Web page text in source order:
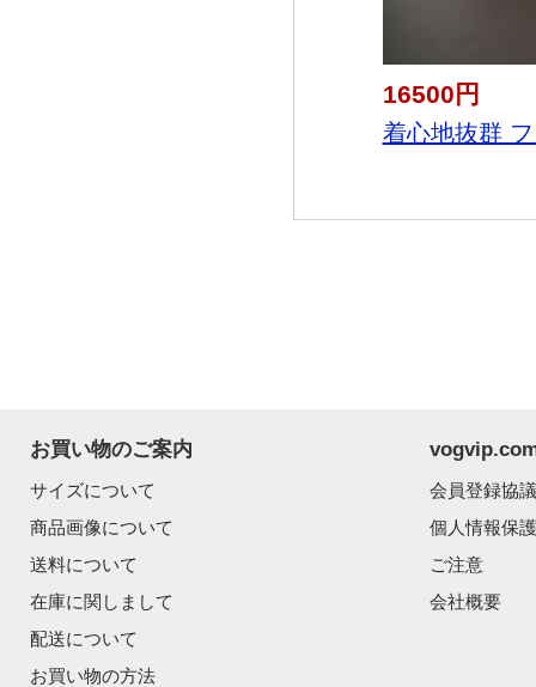
16500円
着心地抜群
お買い物のご案内
サイズについて
商品画像について
送料について
在庫に関しまして
配送について
お買い物の方法
会員登録協
個人情報保
ご注意
会社概要